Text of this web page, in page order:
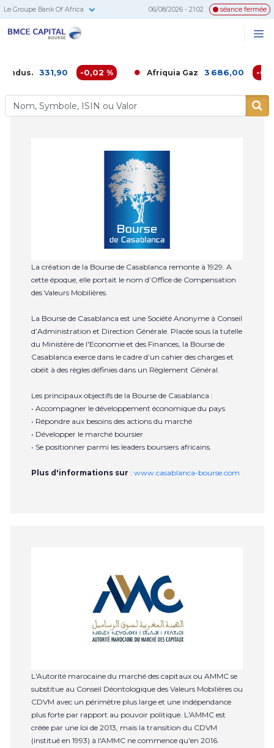
Le Groupe Bank Of Africa 06/08/2026 - 21:02 séance fermée
331,90 -0,02 % Afriquia Gaz 3 686,00 -0,38
La création de la Bourse de Casablanca remonte à 1929. A
cette époque, elle portait le nom d’Office de Compensation
des Valeurs Mobilières.
La Bourse de Casablanca est une Société Anonyme à Conseil
d’Administration et Direction Générale. Placée sous la tutelle
du Ministère de l'Economie et des Finances, la Bourse de
Casablanca exerce dans le cadre d’un cahier des charges et
obéit à des règles définies dans un Règlement Général.
Les principaux objectifs de la Bourse de Casablanca :
• Accompagner le développement économique du pays
• Répondre aux besoins des actions du marché
• Développer le marché boursier
• Se positionner parmi les leaders boursiers africains.
Plus d'informations sur : www.casablanca-bourse.com
L'Autorité marocaine du marché des capitaux ou AMMC se
substitue au Conseil Déontologique des Valeurs Mobilières ou
CDVM avec un périmètre plus large et une indépendance
plus forte par rapport au pouvoir politique. L'AMMC est
créée par une loi de 2013, mais la transition du CDVM
(institué en 1993) à l'AMMC ne commence qu'en 2016.